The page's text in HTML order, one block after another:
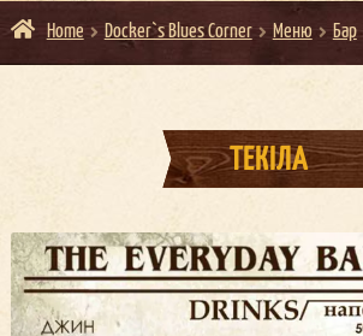
Home Docker`s Blues Corner Меню Бар
ТЕКІЛА